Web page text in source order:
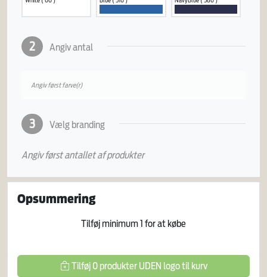
2 Angiv antal
Angiv først farve(r)
3 Vælg branding
Angiv først antallet af produkter
Opsummering
Tilføj minimum1 for at købe
Tilføj 0produkter UDEN logotil kurv